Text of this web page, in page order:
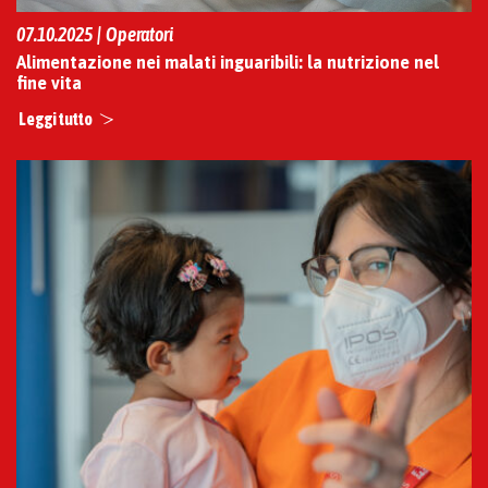
07.10.2025 | Operatori
Alimentazione nei malati inguaribili: la nutrizione nel
fine vita
Leggi tutto